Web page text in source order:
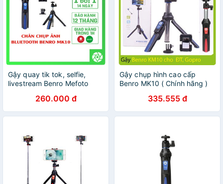
Gậy quay tik tok, selfie,
livestream Benro Mefoto
Điện thoại - Chính Hãng
Hoằng Quân
260.000 đ
Gậy chụp hình cao cấp
Benro MK10 ( Chính hãng )
335.555 đ